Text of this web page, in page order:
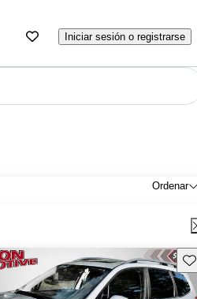
Iniciar sesión o registrarse
Ordenar